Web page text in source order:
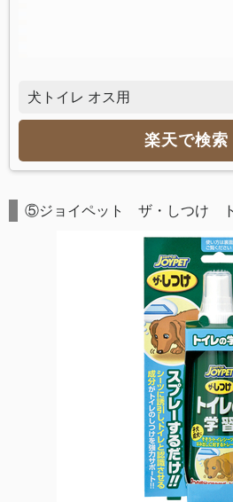
犬トイレ オス用
楽天で検索
⑤ジョイペット ザ・しつけ